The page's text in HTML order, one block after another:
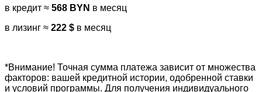
в кредит ≈ 568 BYN в месяц
в лизинг ≈ 222 $ в месяц
*Внимание! Точная сумма платежа зависит от множества
факторов: вашей кредитной истории, одобренной ставки
и условий программы. Для получения индивидуального